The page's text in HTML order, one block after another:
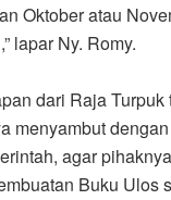
Oktober atau
lapar Ny. Romy.
dari Raja Turpuk
menyambut
agar
Buku Ulos